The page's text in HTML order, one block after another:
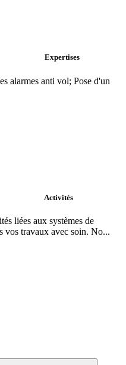
Expertises
alarmes anti vol; Pose d'un
Activités
liées aux systèmes de
vos travaux avec soin. No...